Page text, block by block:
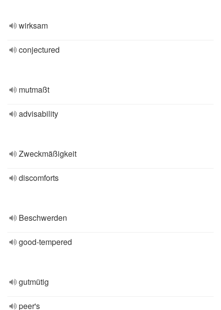
wirksam
conjectured
mutmaßt
advisability
Zweckmäßigkeit
discomforts
Beschwerden
good-tempered
gutmütig
peer's